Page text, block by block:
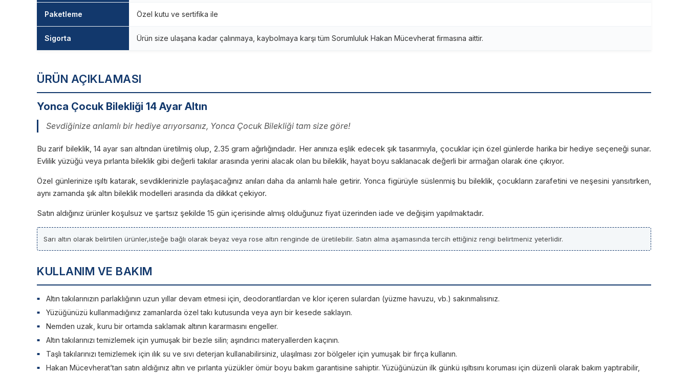
ÜRÜN AÇIKLAMASI
Yonca Çocuk Bilekliği 14 Ayar Altın
Sevdiğinize anlamlı bir hediye arıyorsanız, Yonca Çocuk Bilekliği tam size göre!
Bu zarif bileklik, 14 ayar sarı altından üretilmiş olup, 2.35 gram ağırlığındadır. Her anınıza eşlik edecek şık tasarımıyla, çocuklar için özel günlerde harika bir hediye seçeneği sunar.
Evlilik yüzüğü veya pırlanta bileklik gibi değerli takılar arasında yerini alacak olan bu bileklik, hayat boyu saklanacak değerli bir armağan olarak öne çıkıyor.
Özel günlerinize ışıltı katarak, sevdiklerinizle paylaşacağınız anıları daha da anlamlı hale getirir. Yonca figürüyle süslenmiş bu bileklik, çocukların zarafetini ve neşesini yansıtırken,
aynı zamanda şık altın bileklik modelleri arasında da dikkat çekiyor.
Satın aldığınız ürünler koşulsuz ve şartsız şekilde 15 gün içerisinde almış olduğunuz fiyat üzerinden iade ve değişim yapılmaktadır.
Sarı altın olarak belirtilen ürünler,isteğe bağlı olarak beyaz veya rose altın renginde de üretilebilir. Satın alma aşamasında tercih ettiğiniz rengi belirtmeniz yeterlidir.
Paketleme Özel kutu ve sertifika ile
Sigorta Ürün size ulaşana kadar çalınmaya, kaybolmaya karşı tüm Sorumluluk Hakan Mücevherat firmasına aittir.
KULLANIM VE BAKIM
Altın takılarınızın parlaklığının uzun yıllar devam etmesi için, deodorantlardan ve klor içeren sulardan (yüzme havuzu, vb.) sakınmalısınız.
Yüzüğünüzü kullanmadığınız zamanlarda özel takı kutusunda veya ayrı bir kesede saklayın.
Nemden uzak, kuru bir ortamda saklamak altının kararmasını engeller.
Altın takılarınızı temizlemek için yumuşak bir bezle silin; aşındırıcı materyallerden kaçının.
Taşlı takılarınızı temizlemek için ılık su ve sıvı deterjan kullanabilirsiniz, ulaşılması zor bölgeler için yumuşak bir fırça kullanın.
Hakan Mücevherat’tan satın aldığınız altın ve pırlanta yüzükler ömür boyu bakım garantisine sahiptir. Yüzüğünüzün ilk günkü ışıltısını koruması için düzenli olarak bakım yaptırabilir,